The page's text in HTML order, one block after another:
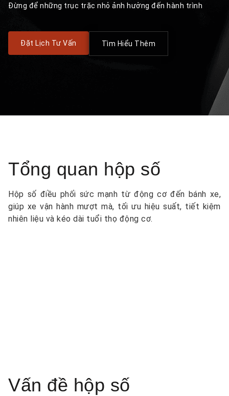
Đừng để những trục trặc nhỏ ảnh hưởng đến hành trình
Đặt Lịch Tư Vấn Tìm Hiểu Thêm
Tổng quan hộp số
Hộp số điều phối sức mạnh từ động cơ đến bánh xe,
giúp xe vận hành mượt mà, tối ưu hiệu suất, tiết kiệm
nhiên liệu và kéo dài tuổi thọ động cơ.
Vấn đề hộp số